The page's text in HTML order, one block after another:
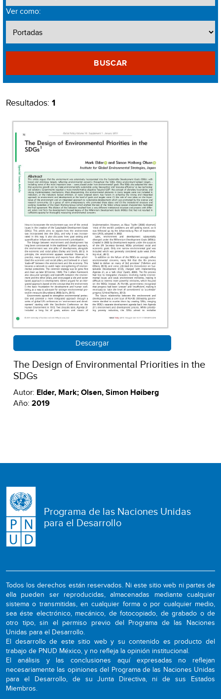
Ver como:
BUSCAR
Resultados: 1
Descargar
The Design of Environmental Priorities in the
SDGs
Autor: Elder, Mark; Olsen, Simon Høiberg
Año: 2019
Programa de las Naciones Unidas
para el Desarrollo
Todos los derechos están reservados. Ni este sitio web ni partes de
ella pueden ser reproducidas, almacenadas mediante cualquier
sistema o transmitidas, en cualquier forma o por cualquier medio,
sea éste electrónico, mecánico, de fotocopiado, de grabado o de
otro tipo, sin el permiso previo del Programa de las Naciones
Unidas para el Desarrollo.
El desarrollo de este sitio web y su contenido es producto del
trabajo de PNUD México, y no refleja la opinión institucional.
El análisis y las conclusiones aquí expresadas no reflejan
necesariamente las opiniones del Programa de las Naciones Unidas
para el Desarrollo, de su Junta Directiva, ni de sus Estados
Miembros.